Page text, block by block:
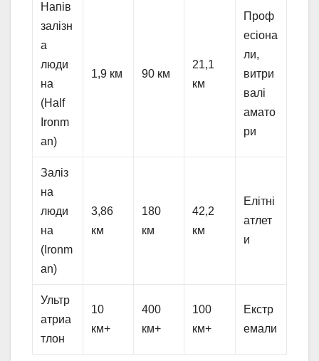
Напів
залізн
а
люди
на
(Half
Ironm
an)
1,9 км 90 км
21,1
км
Проф
есіона
ли,
витри
валі
амато
ри
Заліз
на
люди
на
(Ironm
an)
3,86
км
180
км
42,2
км
Елітні
атлет
и
Ультр
атриа
тлон
10
км+
400
км+
100
км+
Екстр
емали